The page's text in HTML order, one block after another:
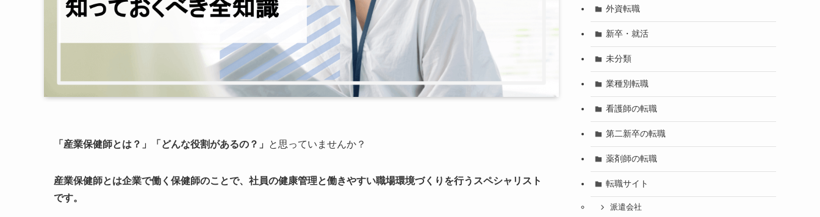
「産業保健師とは？」 「どんな役割があるの？」 と思っていませんか？
産業保健師とは企業で働く保健師のことで、社員の健康管理と働きやすい職場環境づくりを行うスペシャリスト
です。
外資転職
新卒・就活
未分類
業種別転職
看護師の転職
第二新卒の転職
薬剤師の転職
転職サイト
派遣会社